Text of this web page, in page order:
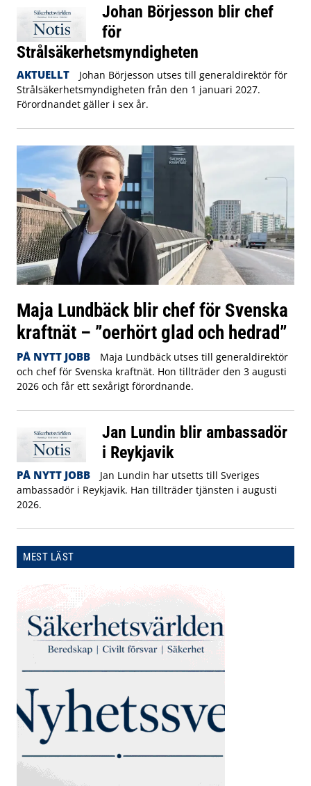
Johan Börjesson blir chef
för
Strålsäkerhetsmyndigheten
AKTUELLT
Johan Börjesson utses till generaldirektör för
Strålsäkerhetsmyndigheten från den 1 januari 2027.
Förordnandet gäller i sex år.
Maja Lundbäck blir chef för Svenska
kraftnät – ”oerhört glad och hedrad”
PÅ NYTT JOBB
Maja Lundbäck utses till generaldirektör
och chef för Svenska kraftnät. Hon tillträder den 3 augusti
2026 och får ett sexårigt förordnande.
Jan Lundin blir ambassadör
i Reykjavik
PÅ NYTT JOBB
Jan Lundin har utsetts till Sveriges
ambassadör i Reykjavik. Han tillträder tjänsten i augusti
2026.
MEST LÄST